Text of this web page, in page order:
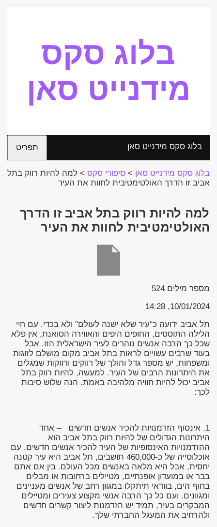
בלוג סקס
מידנייט סאן
בלוג סקס מידנייט סאן תפריט
בלוג סקס מידנייט סאן > סיפורי סקס > למה להיות רווק בתל
אביב זו הדרך האולטימטיבית לחוות את העיר
למה להיות רווק בתל אביב זו הדרך
האולטימטיבית לחוות את העיר
מספר מילים 524
10/01/2024, 14:28
תל אביב ידועה כ"עיר שלא ישנה לעולם" ולא בכדי. עם חיי
הלילה התוססים, החופים היפים והאווירה הסואנת, אין פלא
שכל כך הרבה אנשים נוהרים לעיר הישראלית הזו. אבל
בעוד שרבים עשויים לראות בתל אביב מקום מושלם לזוגות
ומשפחות, יש מספר גדל והולך של רווקים ורווקות שמגלים
את היתרונות הרבים של העיר. למעשה, להיות רווק בתל
אביב יכול להיות חוויה מלהיבה באמת. הנה שלוש סיבות
לכך:
1. אינסוף הזדמנויות להכיר אנשים חדשים – אחד
היתרונות הגדולים של להיות רווק בתל אביב הוא
ההזדמנויות האינסופיות של העיר להכיר אנשים חדשים. עם
אוכלוסייה של כ-460,000 תושבים, תל אביב היא עיר קטנה
יחסית, אבל היא מלאה באנשים מכל העולם. בין אם אתם
בבר או במועדון אופנתיים, מטיילים ברחובות או מבלים
בחוף הים, בוודאי תיתקלו במגוון רחב של אנשים מעניינים
ומגוונים. ועם כל כך הרבה אנשי מקצוע צעירים ומטיילים
המבקרים בעיר, תמיד יש הזדמנות ליצור קשרים חדשים
ולהרחיב את המעגל החברתי שלך.